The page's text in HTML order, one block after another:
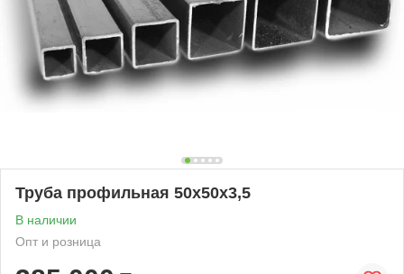
Труба профильная 50х50х3,5
В наличии
Опт и розница